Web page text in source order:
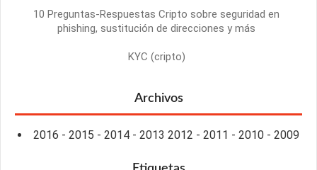
10 Preguntas-Respuestas Cripto sobre seguridad en
phishing, sustitución de direcciones y más
KYC (cripto)
Archivos
2016 - 2015 - 2014 - 2013 2012 - 2011 - 2010 - 2009